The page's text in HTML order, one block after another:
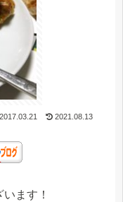
2017.03.21 2021.08.13
ます！